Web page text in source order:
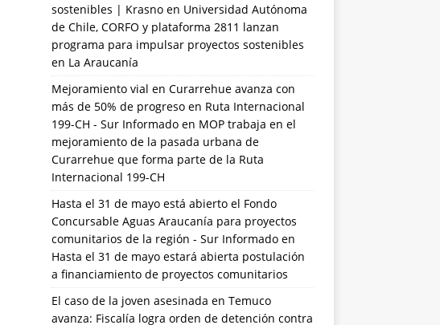
sostenibles | Krasnoen Universidad Autónoma
de Chile, CORFO y plataforma 2811 lanzan
programa para impulsar proyectos sostenibles
en La Araucanía
Mejoramiento vial en Curarrehue avanza con
más de 50% de progreso en Ruta Internacional
199-CH - Sur Informadoen MOP trabaja en el
mejoramiento de la pasada urbana de
Curarrehue que forma parte de la Ruta
Internacional 199-CH
Hasta el 31 de mayo está abierto el Fondo
Concursable Aguas Araucanía para proyectos
comunitarios de la región - Sur Informadoen
Hasta el 31 de mayo estará abierta postulación
a financiamiento de proyectos comunitarios
El caso de la joven asesinada en Temuco
avanza: Fiscalía logra orden de detención contra